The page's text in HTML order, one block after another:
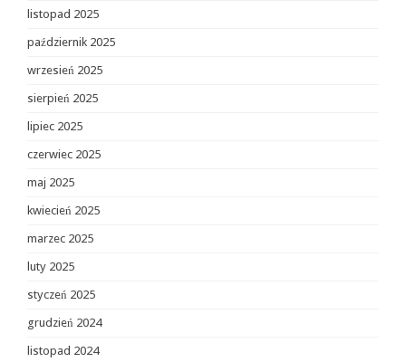
listopad 2025
październik 2025
wrzesień 2025
sierpień 2025
lipiec 2025
czerwiec 2025
maj 2025
kwiecień 2025
marzec 2025
luty 2025
styczeń 2025
grudzień 2024
listopad 2024